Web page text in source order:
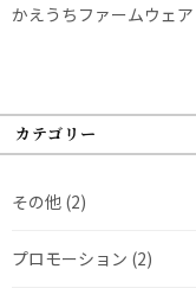
かえうちファームウェ
カテゴリー
その他 (2)
プロモーション (2)